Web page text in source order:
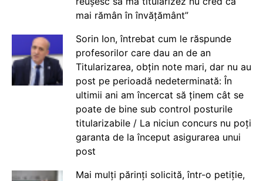
mai rămân în învățământ”
Sorin Ion, întrebat cum le răspunde
profesorilor care dau an de an
Titularizarea, obțin note mari, dar nu au
post pe perioadă nedeterminată: În
ultimii ani am încercat să ținem cât se
poate de bine sub control posturile
titularizabile / La niciun concurs nu poți
garanta de la început asigurarea unui
post
Mai mulți părinți solicită, într-o petiție,